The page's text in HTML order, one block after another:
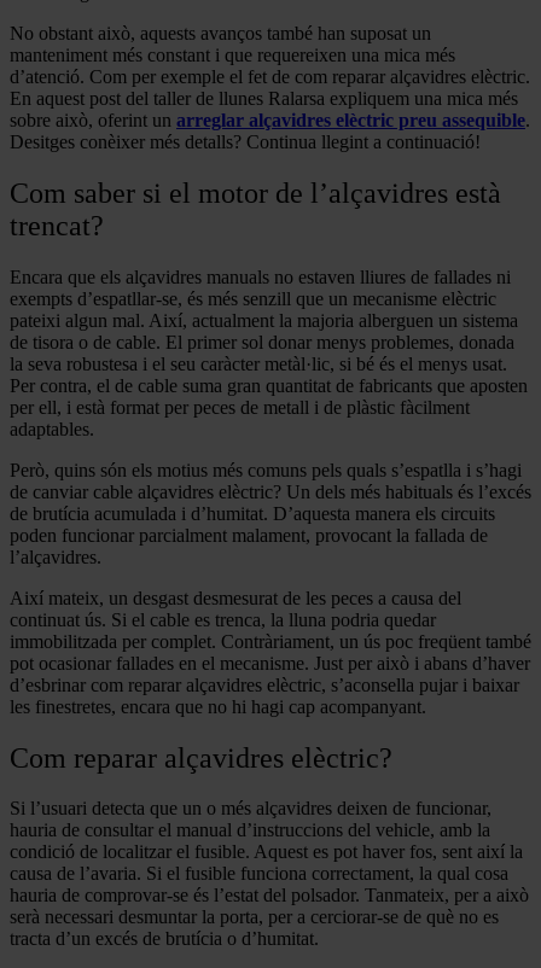
No obstant això, aquests avanços també han suposat un
manteniment més constant i que requereixen una mica més
d’atenció. Com per exemple el fet de com reparar alçavidres elèctric.
En aquest post del taller de llunes Ralarsa expliquem una mica més
sobre això, oferint un arreglar alçavidres elèctric preu assequible.
Desitges conèixer més detalls? Continua llegint a continuació!
Com saber si el motor de l’alçavidres està
trencat?
Encara que els alçavidres manuals no estaven lliures de fallades ni
exempts d’espatllar-se, és més senzill que un mecanisme elèctric
pateixi algun mal. Així, actualment la majoria alberguen un sistema
de tisora o de cable. El primer sol donar menys problemes, donada
la seva robustesa i el seu caràcter metàl·lic, si bé és el menys usat.
Per contra, el de cable suma gran quantitat de fabricants que aposten
per ell, i està format per peces de metall i de plàstic fàcilment
adaptables.
Però, quins són els motius més comuns pels quals s’espatlla i s’hagi
de canviar cable alçavidres elèctric? Un dels més habituals és l’excés
de brutícia acumulada i d’humitat. D’aquesta manera els circuits
poden funcionar parcialment malament, provocant la fallada de
l’alçavidres.
Així mateix, un desgast desmesurat de les peces a causa del
continuat ús. Si el cable es trenca, la lluna podria quedar
immobilitzada per complet. Contràriament, un ús poc freqüent també
pot ocasionar fallades en el mecanisme. Just per això i abans d’haver
d’esbrinar com reparar alçavidres elèctric, s’aconsella pujar i baixar
les finestretes, encara que no hi hagi cap acompanyant.
Com reparar alçavidres elèctric?
Si l’usuari detecta que un o més alçavidres deixen de funcionar,
hauria de consultar el manual d’instruccions del vehicle, amb la
condició de localitzar el fusible. Aquest es pot haver fos, sent així la
causa de l’avaria. Si el fusible funciona correctament, la qual cosa
hauria de comprovar-se és l’estat del polsador. Tanmateix, per a això
serà necessari desmuntar la porta, per a cerciorar-se de què no es
tracta d’un excés de brutícia o d’humitat.